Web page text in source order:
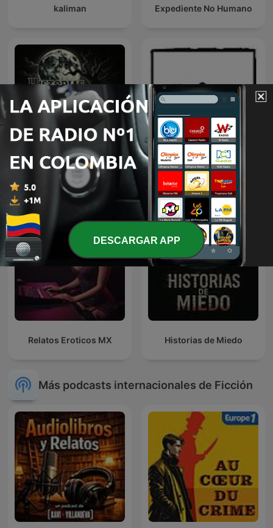
kaliman Expediente No Humano
Historias De Terror Napoli e racconti
Relatos Eroticos MX Historias de Miedo
Más podcasts internacionales de Ficción
DESCARGAR APP